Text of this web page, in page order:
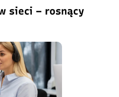
sieci – rosnący